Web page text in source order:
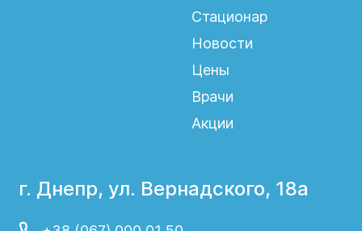
Стационар
Новости
Цены
Врачи
Акции
г. Днепр, ул. Вернадского, 18а